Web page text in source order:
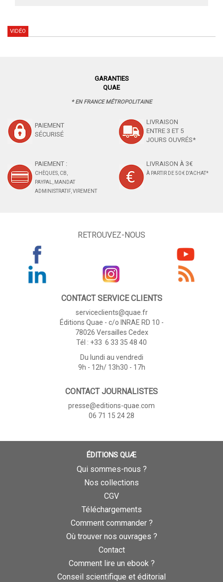
VIDÉO
GARANTIES
QUAE
* EN FRANCE MÉTROPOLITAINE
PAIEMENT
SÉCURISÉ
LIVRAISON
ENTRE 3 ET 5
JOURS OUVRÉS*
PAIEMENT :
CHÈQUES, CB,
PAYPAL, MANDAT
ADMINISTRATIF, VIREMENT
LIVRAISON À 3€
À PARTIR DE 50 € D'ACHAT*
RETROUVEZ-NOUS
CONTACT SERVICE CLIENTS
serviceclients@quae.fr
Éditions Quae - c/o INRAE RD 10 -
78026 Versailles Cedex
Tél : +33 6 33 35 48 40
Du lundi au vendredi
9h - 12h/ 13h30 - 17h
CONTACT JOURNALISTES
presse@editions-quae.com
06 71 15 24 28
ÉDITIONS QUÆ
Qui sommes-nous ?
Nos collections
CGV
Téléchargements
Comment commander ?
Où trouver nos ouvrages ?
Contact
Comment lire un ebook ?
Conseil scientifique et éditorial